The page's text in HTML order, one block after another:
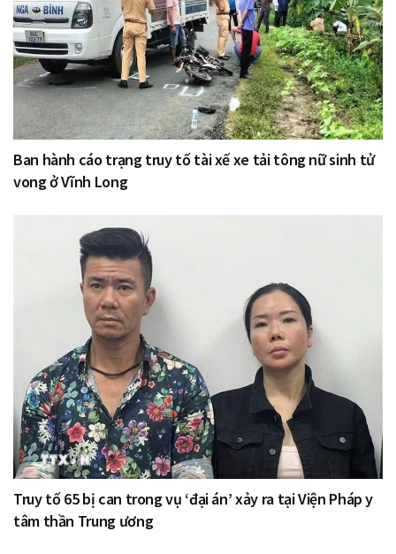
Ban hành cáo trạng truy tố tài xế xe tải tông nữ sinh tử
vong ở Vĩnh Long
Truy tố 65 bị can trong vụ ‘đại án’ xảy ra tại Viện Pháp y
tâm thần Trung ương